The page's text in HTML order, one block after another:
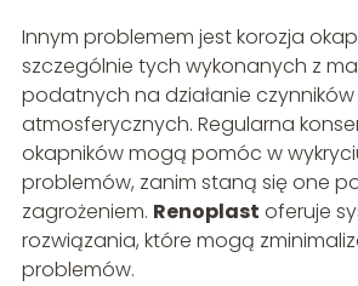
Innym problemem jest korozja
szczególnie tych wykonanych z
podatnych na działanie czynników
atmosferycznych. Regularna
okapników mogą pomóc w
problemów, zanim staną się one
zagrożeniem. Renoplast oferuje
rozwiązania, które mogą
problemów.